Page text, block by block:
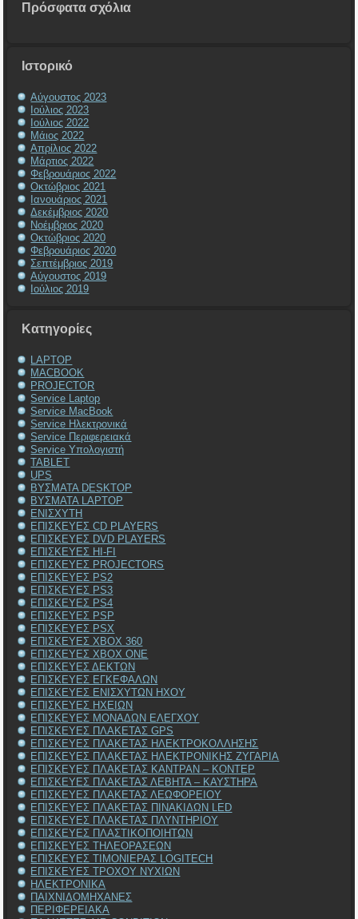
Πρόσφατα σχόλια
Ιστορικό
Αύγουστος 2023
Ιούλιος 2023
Ιούλιος 2022
Μάιος 2022
Απρίλιος 2022
Μάρτιος 2022
Φεβρουάριος 2022
Οκτώβριος 2021
Ιανουάριος 2021
Δεκέμβριος 2020
Νοέμβριος 2020
Οκτώβριος 2020
Φεβρουάριος 2020
Σεπτέμβριος 2019
Αύγουστος 2019
Ιούλιος 2019
Kατηγορίες
LAPTOP
MACBOOK
PROJECTOR
Service Laptop
Service MacBook
Service Ηλεκτρονικά
Service Περιφερειακά
Service Υπολογιστή
TABLET
UPS
ΒΥΣΜΑΤΑ DESKTOP
ΒΥΣΜΑΤΑ LAPTOP
ΕΝΙΣΧΥΤΗ
ΕΠΙΣΚΕΥΕΣ CD PLAYERS
ΕΠΙΣΚΕΥΕΣ DVD PLAYERS
ΕΠΙΣΚΕΥΕΣ HI-FI
ΕΠΙΣΚΕΥΕΣ PROJECTORS
ΕΠΙΣΚΕΥΕΣ PS2
ΕΠΙΣΚΕΥΕΣ PS3
ΕΠΙΣΚΕΥΕΣ PS4
ΕΠΙΣΚΕΥΕΣ PSP
ΕΠΙΣΚΕΥΕΣ PSX
ΕΠΙΣΚΕΥΕΣ XBOX 360
ΕΠΙΣΚΕΥΕΣ XBOX ONE
ΕΠΙΣΚΕΥΕΣ ΔΕΚΤΩΝ
ΕΠΙΣΚΕΥΕΣ ΕΓΚΕΦΑΛΩΝ
ΕΠΙΣΚΕΥΕΣ ΕΝΙΣΧΥΤΩΝ ΗΧΟΥ
ΕΠΙΣΚΕΥΕΣ ΗΧΕΙΩΝ
ΕΠΙΣΚΕΥΕΣ ΜΟΝΑΔΩΝ ΕΛΕΓΧΟΥ
ΕΠΙΣΚΕΥΕΣ ΠΛΑΚΕΤΑΣ GPS
ΕΠΙΣΚΕΥΕΣ ΠΛΑΚΕΤΑΣ ΗΛΕΚΤΡΟΚΟΛΛΗΣΗΣ
ΕΠΙΣΚΕΥΕΣ ΠΛΑΚΕΤΑΣ ΗΛΕΚΤΡΟΝΙΚΗΣ ΖΥΓΑΡΙΑ
ΕΠΙΣΚΕΥΕΣ ΠΛΑΚΕΤΑΣ ΚΑΝΤΡΑΝ – ΚΟΝΤΕΡ
ΕΠΙΣΚΕΥΕΣ ΠΛΑΚΕΤΑΣ ΛΕΒΗΤΑ – ΚΑΥΣΤΗΡΑ
ΕΠΙΣΚΕΥΕΣ ΠΛΑΚΕΤΑΣ ΛΕΩΦΟΡΕΙΟΥ
ΕΠΙΣΚΕΥΕΣ ΠΛΑΚΕΤΑΣ ΠΙΝΑΚΙΔΩΝ LED
ΕΠΙΣΚΕΥΕΣ ΠΛΑΚΕΤΑΣ ΠΛΥΝΤΗΡΙΟΥ
ΕΠΙΣΚΕΥΕΣ ΠΛΑΣΤΙΚΟΠΟΙΗΤΩΝ
ΕΠΙΣΚΕΥΕΣ ΤΗΛΕΟΡΑΣΕΩΝ
ΕΠΙΣΚΕΥΕΣ ΤΙΜΟΝΙΕΡΑΣ LOGITECH
ΕΠΙΣΚΕΥΕΣ ΤΡΟΧΟΥ ΝΥΧΙΩΝ
ΗΛΕΚΤΡΟΝΙΚΑ
ΠΑΙΧΝΙΔΟΜΗΧΑΝΕΣ
ΠΕΡΙΦΕΡΕΙΑΚΑ